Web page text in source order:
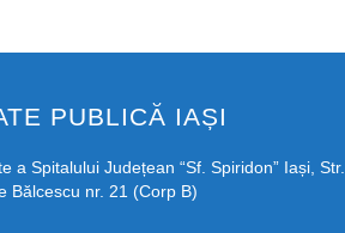
PUBLICĂ IAȘI
a Spitalului Județean “Sf. Spiridon” Iași, Str.
Bălcescu nr. 21 (Corp B)